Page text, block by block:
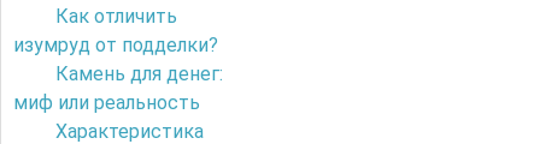
Как отличить
изумруд от подделки?
Камень для денег:
миф или реальность
Характеристика